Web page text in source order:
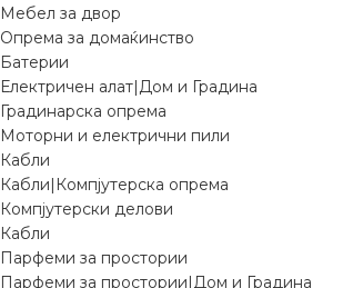
Мебел за двор
Опрема за домаќинство
Батерии
Електричен алат|Дом и Градина
Градинарска опрема
Моторни и електрични пили
Кабли
Кабли|Компјутерска опрема
Компјутерски делови
Кабли
Парфеми за простории
Парфеми за простории|Дом и Градина